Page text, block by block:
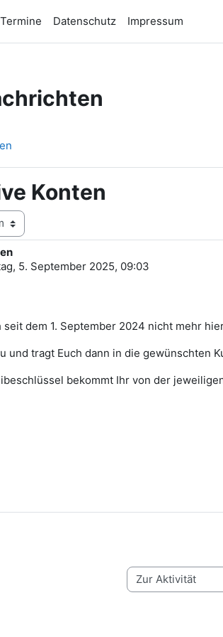
Termine Datenschutz Impressum
Konten
5. September 2025, 09:03
dem 1. September 2024 nicht mehr
und tragt Euch dann in die gewünschten
bekommt Ihr von der
Zur Aktivität